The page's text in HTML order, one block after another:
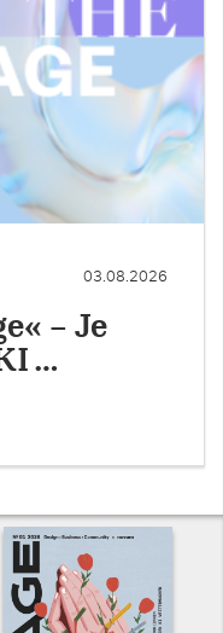
03.08.2026
– Je
…